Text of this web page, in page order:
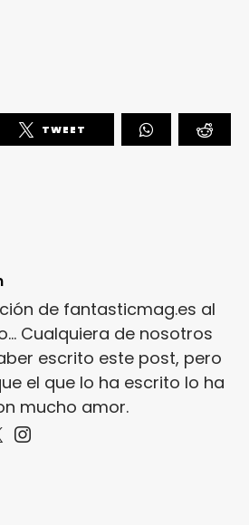
TWEET
de fantasticmag.es al
Cualquiera de nosotros
escrito este post, pero
el que lo ha escrito lo ha
mucho amor.